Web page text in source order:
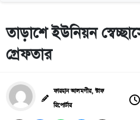
তাড়াশে ইউনিয়ন
গ্রেফতার
ফারহান আলমগীর, স্টাফ
রিপোর্টার